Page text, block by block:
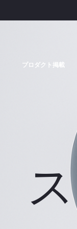
プロダクト掲載